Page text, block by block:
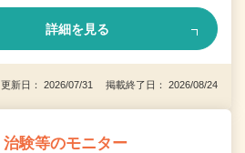
詳細を見る
更新日： 2026/07/31 掲載終了日： 2026/08/24
験等のモニター